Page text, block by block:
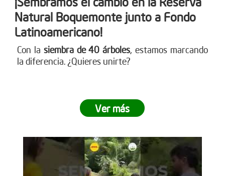
Natural Boquemonte junto a Fondo
Latinoamericano!
Con la siembra de 40 árboles, estamos marcando
la diferencia. ¿Quieres unirte?
Ver más